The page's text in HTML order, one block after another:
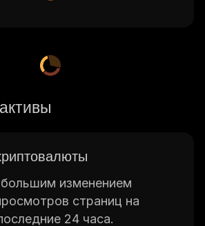
изменением
страниц на
24 часа.